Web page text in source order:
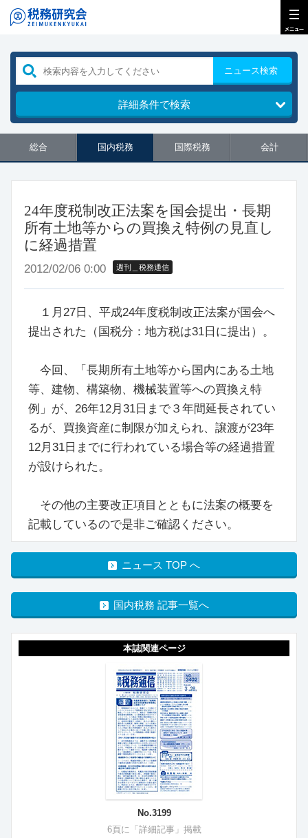
ニュース検索
詳細条件で検索
総合 国内税務 国際税務 会計
24年度税制改正法案を国会提出・長期
所有土地等からの買換え特例の見直し
に経過措置
2012/02/06 0:00 週刊＿税務通信
１月27日、平成24年度税制改正法案が国会へ
提出された（国税分：地方税は31日に提出）。
今回、「長期所有土地等から国内にある土地
等、建物、構築物、機械装置等への買換え特
例」が、26年12月31日まで３年間延長されてい
るが、買換資産に制限が加えられ、譲渡が23年
12月31日までに行われている場合等の経過措置
が設けられた。
その他の主要改正項目とともに法案の概要を
記載しているので是非ご確認ください。
ニュース TOP へ
国内税務 記事一覧へ
本誌関連ページ
No.3199
6頁に「詳細記事」掲載